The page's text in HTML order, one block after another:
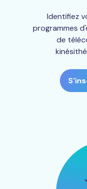
Identifiez
programmes
de